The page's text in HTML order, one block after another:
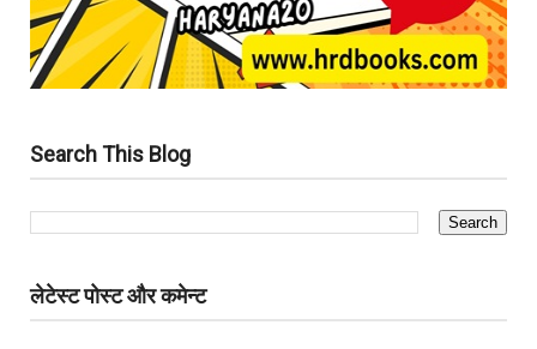
Search This Blog
लेटेस्ट पोस्ट और कमेन्ट